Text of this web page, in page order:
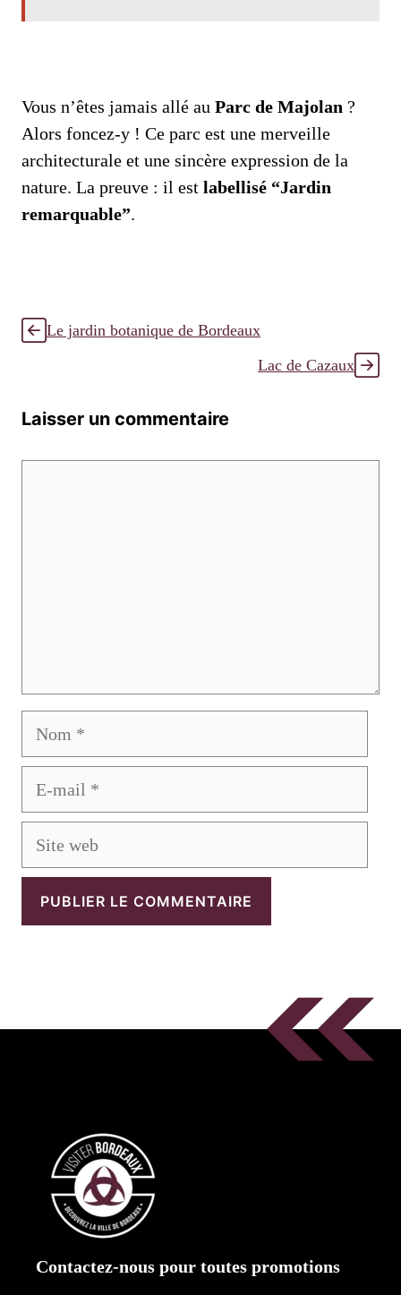
Vous n’êtes jamais allé au Parc de Majolan ?
Alors foncez-y ! Ce parc est une merveille
architecturale et une sincère expression de la
nature. La preuve : il est labellisé “Jardin
remarquable”.
Le jardin botanique de Bordeaux
Lac de Cazaux
Laisser un commentaire
Contactez-nous pour toutes promotions